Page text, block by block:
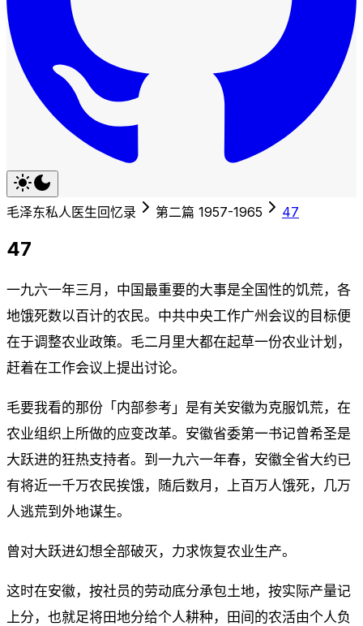
毛泽东私人医生回忆录 第二篇 1957-1965 47
47
一九六一年三月，中国最重要的大事是全国性的饥荒，各
地饿死数以百计的农民。中共中央工作广州会议的目标便
在于调整农业政策。毛二月里大都在起草一份农业计划，
赶着在工作会议上提出讨论。
毛要我看的那份「内部参考」是有关安徽为克服饥荒，在
农业组织上所做的应变改革。安徽省委第一书记曾希圣是
大跃进的狂热支持者。到一九六一年春，安徽全省大约已
有将近一千万农民挨饿，随后数月，上百万人饿死，几万
人逃荒到外地谋生。
曾对大跃进幻想全部破灭，力求恢复农业生产。
这时在安徽，按社员的劳动底分承包土地，按实际产量记
上分，也就足将田地分给个人耕种，田间的农活由个人负